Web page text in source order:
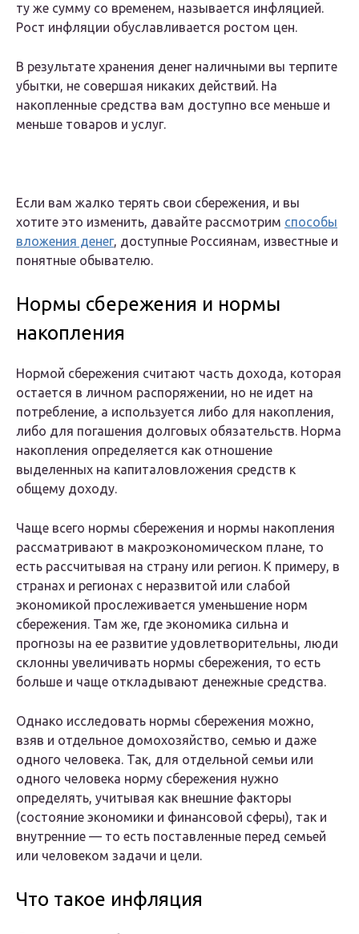
ту же сумму со временем, называется инфляцией.
Рост инфляции обуславливается ростом цен.
В результате хранения денег наличными вы терпите
убытки, не совершая никаких действий. На
накопленные средства вам доступно все меньше и
меньше товаров и услуг.
Если вам жалко терять свои сбережения, и вы
хотите это изменить, давайте рассмотрим способы
вложения денег, доступные Россиянам, известные и
понятные обывателю.
Нормы сбережения и нормы
накопления
Нормой сбережения считают часть дохода, которая
остается в личном распоряжении, но не идет на
потребление, а используется либо для накопления,
либо для погашения долговых обязательств. Норма
накопления определяется как отношение
выделенных на капиталовложения средств к
общему доходу.
Чаще всего нормы сбережения и нормы накопления
рассматривают в макроэкономическом плане, то
есть рассчитывая на страну или регион. К примеру, в
странах и регионах с неразвитой или слабой
экономикой прослеживается уменьшение норм
сбережения. Там же, где экономика сильна и
прогнозы на ее развитие удовлетворительны, люди
склонны увеличивать нормы сбережения, то есть
больше и чаще откладывают денежные средства.
Однако исследовать нормы сбережения можно,
взяв и отдельное домохозяйство, семью и даже
одного человека. Так, для отдельной семьи или
одного человека норму сбережения нужно
определять, учитывая как внешние факторы
(состояние экономики и финансовой сферы), так и
внутренние — то есть поставленные перед семьей
или человеком задачи и цели.
Что такое инфляция